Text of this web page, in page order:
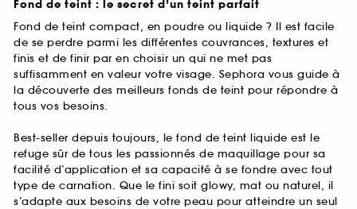
Fond de teint : le secret d’un teint parfait
Fond de teint compact, en poudre ou liquide ? Il est facile
de se perdre parmi les différentes couvrances, textures et
finis et de finir par en choisir un qui ne met pas
suffisamment en valeur votre visage. Sephora vous guide à
la découverte des meilleurs fonds de teint pour répondre à
tous vos besoins.
Best-seller depuis toujours, le fond de teint liquide est le
refuge sûr de tous les passionnés de maquillage pour sa
facilité d’application et sa capacité à se fondre avec tout
type de carnation. Que le fini soit glowy, mat ou naturel, il
s’adapte aux besoins de votre peau pour atteindre un seul